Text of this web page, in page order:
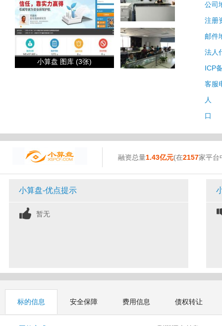
小算盘 图库 (3张)
公司
注册
邮件
法人
ICP
客服
人
口
融资总量1.43亿元(在2157家平台
小算盘-优点提示
暂无
标的信息 安全保障 费用信息 债权转让